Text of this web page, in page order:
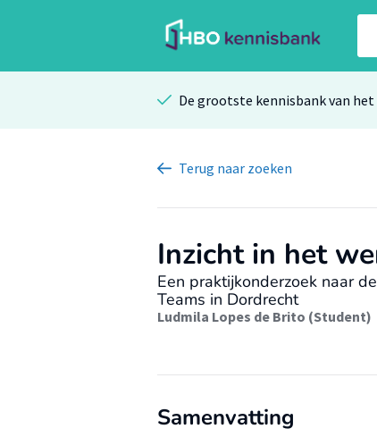
De grootste kennisbank van het
Terug naar zoeken
Inzicht in het
Een praktijkonderzoek naar
Teams in Dordrecht
Ludmila Lopes de Brito (Student)
Samenvatting